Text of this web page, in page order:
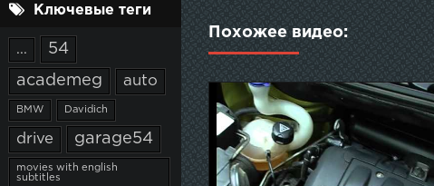
Ключевые теги
... 54
academeg auto
BMW Davidich
drive garage54
movies with english
subtitles
Похожее видео: